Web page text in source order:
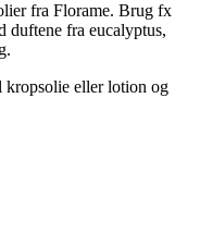
fra Florame. Brug fx
fra eucalyptus,
kropsolie eller lotion og